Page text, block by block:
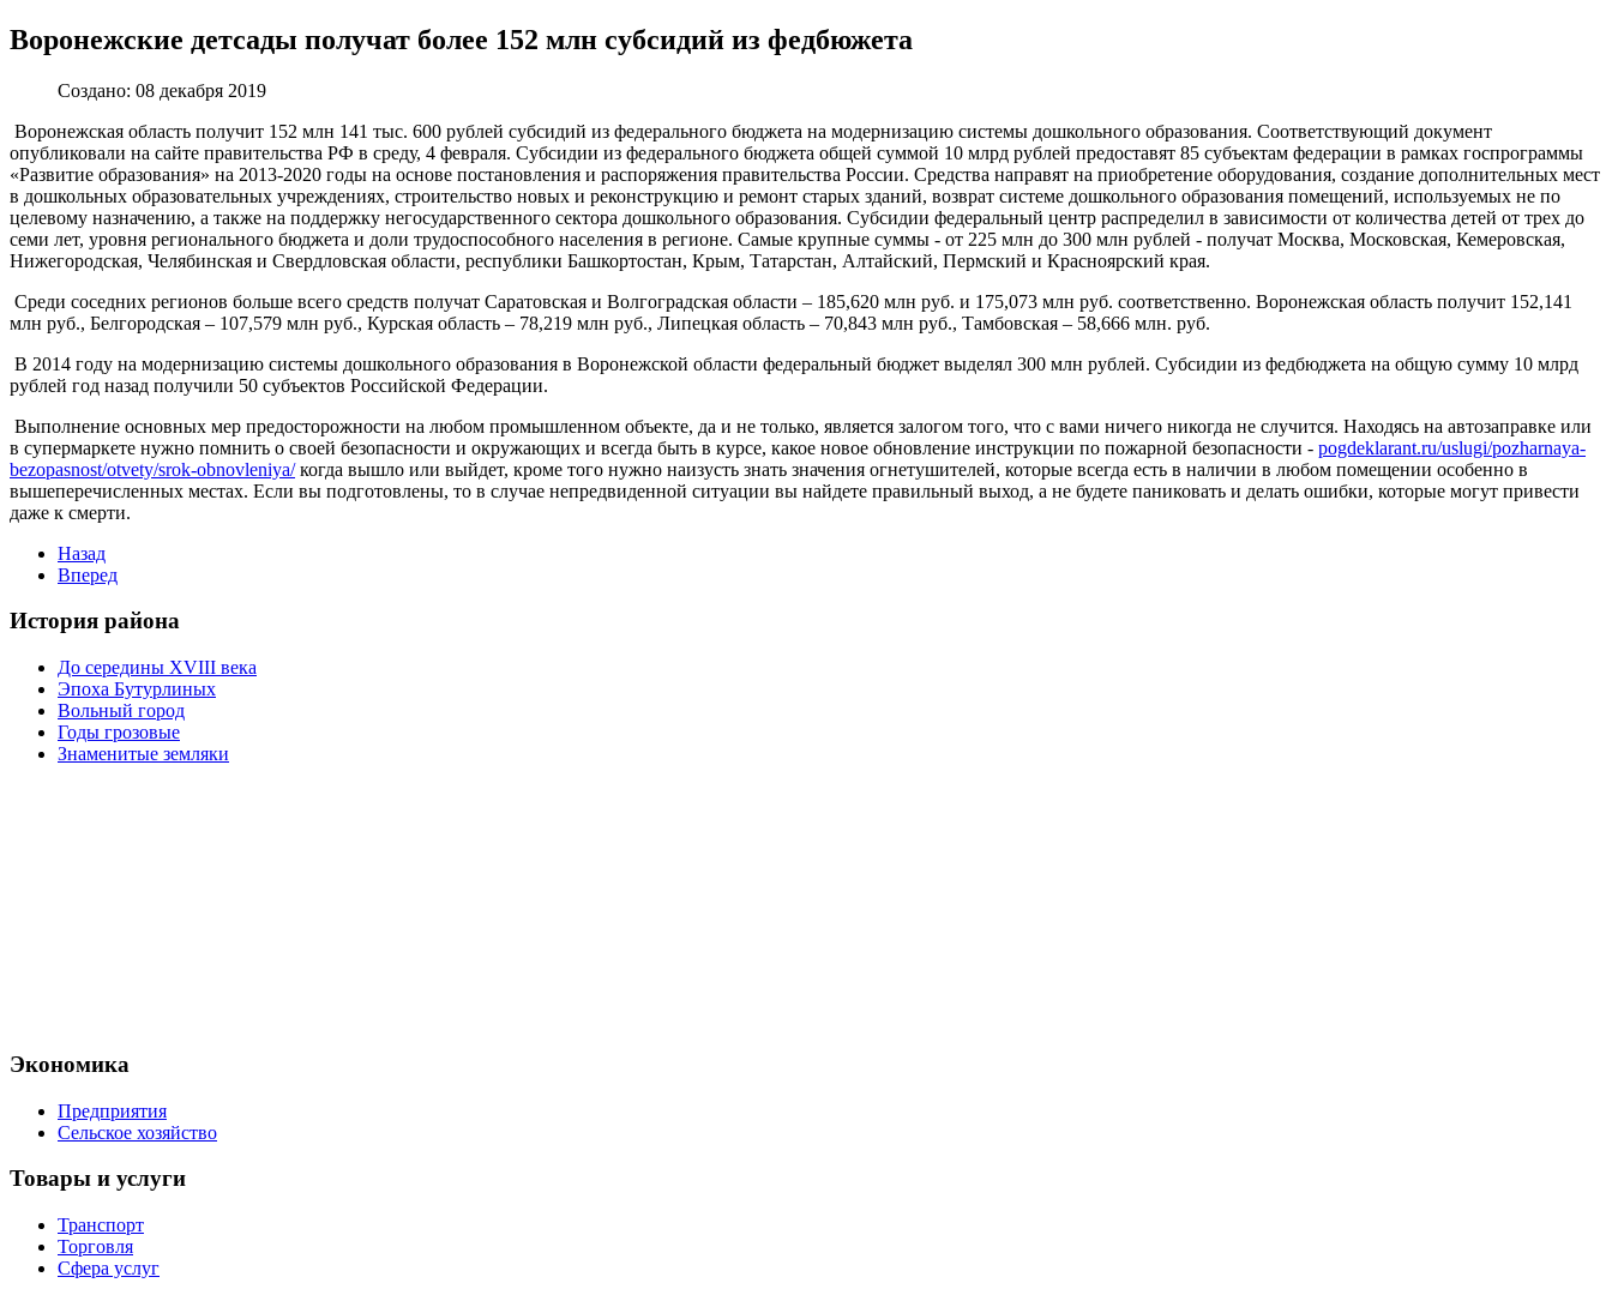
Воронежские детсады получат более 152 млн субсидий из федбюжета
Создано: 08 декабря 2019
Воронежская область получит 152 млн 141 тыс. 600 рублей субсидий из федерального бюджета на модернизацию системы дошкольного образования. Соответствующий документ
опубликовали на сайте правительства РФ в среду, 4 февраля. Субсидии из федерального бюджета общей суммой 10 млрд рублей предоставят 85 субъектам федерации в рамках госпрограммы
«Развитие образования» на 2013-2020 годы на основе постановления и распоряжения правительства России. Средства направят на приобретение оборудования, создание дополнительных мест
в дошкольных образовательных учреждениях, строительство новых и реконструкцию и ремонт старых зданий, возврат системе дошкольного образования помещений, используемых не по
целевому назначению, а также на поддержку негосударственного сектора дошкольного образования. Субсидии федеральный центр распределил в зависимости от количества детей от трех до
семи лет, уровня регионального бюджета и доли трудоспособного населения в регионе. Самые крупные суммы - от 225 млн до 300 млн рублей - получат Москва, Московская, Кемеровская,
Нижегородская, Челябинская и Свердловская области, республики Башкортостан, Крым, Татарстан, Алтайский, Пермский и Красноярский края.
Среди соседних регионов больше всего средств получат Саратовская и Волгоградская области – 185,620 млн руб. и 175,073 млн руб. соответственно. Воронежская область получит 152,141
млн руб., Белгородская – 107,579 млн руб., Курская область – 78,219 млн руб., Липецкая область – 70,843 млн руб., Тамбовская – 58,666 млн. руб.
В 2014 году на модернизацию системы дошкольного образования в Воронежской области федеральный бюджет выделял 300 млн рублей. Субсидии из федбюджета на общую сумму 10 млрд
рублей год назад получили 50 субъектов Российской Федерации.
Выполнение основных мер предосторожности на любом промышленном объекте, да и не только, является залогом того, что с вами ничего никогда не случится. Находясь на автозаправке или
в супермаркете нужно помнить о своей безопасности и окружающих и всегда быть в курсе, какое новое обновление инструкции по пожарной безопасности - pogdeklarant.ru/uslugi/pozharnaya-
bezopasnost/otvety/srok-obnovleniya/когда вышло или выйдет, кроме того нужно наизусть знать значения огнетушителей, которые всегда есть в наличии в любом помещении особенно в
вышеперечисленных местах. Если вы подготовлены, то в случае непредвиденной ситуации вы найдете правильный выход, а не будете паниковать и делать ошибки, которые могут привести
даже к смерти.
Назад
Вперед
История района
До середины XVIII века
Эпоха Бутурлиных
Вольный город
Годы грозовые
Знаменитые земляки
Экономика
Предприятия
Сельское хозяйство
Товары и услуги
Транспорт
Торговля
Сфера услуг